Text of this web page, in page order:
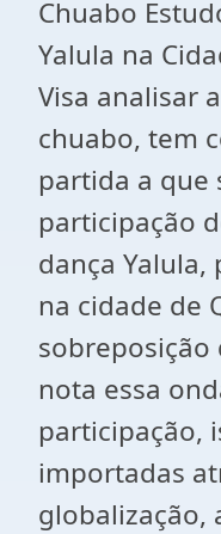
Chuabo
Yalula na
Visa analisar
chuabo, tem
partida a que
participação
dança
na cidade de
sobreposição
nota essa
participação,
importadas
globalização,